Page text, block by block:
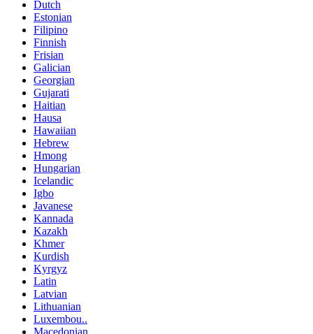
Dutch
Estonian
Filipino
Finnish
Frisian
Galician
Georgian
Gujarati
Haitian
Hausa
Hawaiian
Hebrew
Hmong
Hungarian
Icelandic
Igbo
Javanese
Kannada
Kazakh
Khmer
Kurdish
Kyrgyz
Latin
Latvian
Lithuanian
Luxembou..
Macedonian